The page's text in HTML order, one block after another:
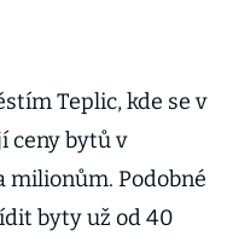
Teplic, kde se v
ceny bytů v
milionům. Podobné
byty už od 40